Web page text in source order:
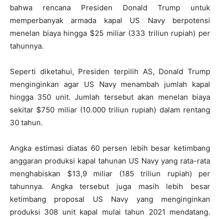
bahwa rencana Presiden Donald Trump untuk
memperbanyak armada kapal US Navy berpotensi
menelan biaya hingga $25 miliar (333 triliun rupiah) per
tahunnya.
Seperti diketahui, Presiden terpilih AS, Donald Trump
menginginkan agar US Navy menambah jumlah kapal
hingga 350 unit. Jumlah tersebut akan menelan biaya
sekitar $750 miliar (10.000 triliun rupiah) dalam rentang
30 tahun.
Angka estimasi diatas 60 persen lebih besar ketimbang
anggaran produksi kapal tahunan US Navy yang rata-rata
menghabiskan $13,9 miliar (185 triliun rupiah) per
tahunnya. Angka tersebut juga masih lebih besar
ketimbang proposal US Navy yang menginginkan
produksi 308 unit kapal mulai tahun 2021 mendatang.